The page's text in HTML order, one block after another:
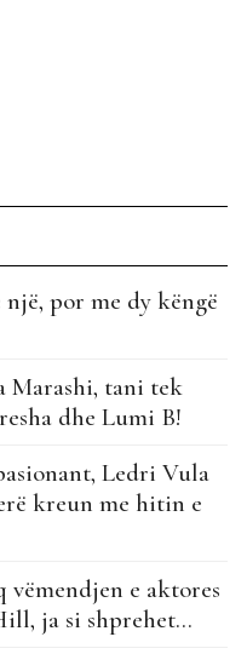
por me dy këngë
Marashi, tani tek
dhe Lumi B!
Ledri Vula
kreun me hitin e
e aktores
ja si shprehet…